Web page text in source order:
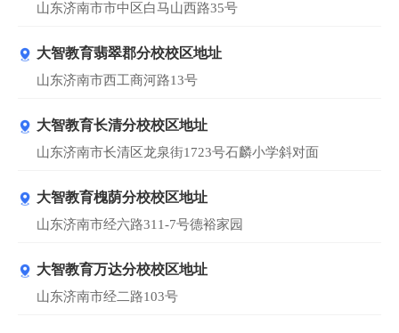
山东济南市市中区白马山西路35号
大智教育翡翠郡分校校区地址
山东济南市西工商河路13号
大智教育长清分校校区地址
山东济南市长清区龙泉街1723号石麟小学斜对面
大智教育槐荫分校校区地址
山东济南市经六路311-7号德裕家园
大智教育万达分校校区地址
山东济南市经二路103号